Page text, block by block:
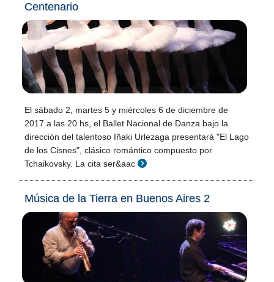
Centenario
El sábado 2, martes 5 y miércoles 6 de diciembre de
2017 a las 20 hs, el Ballet Nacional de Danza bajo la
dirección del talentoso Iñaki Urlezaga presentará "El Lago
de los Cisnes", clásico romántico compuesto por
Tchaikovsky. La cita ser&aac
Música de la Tierra en Buenos Aires 2